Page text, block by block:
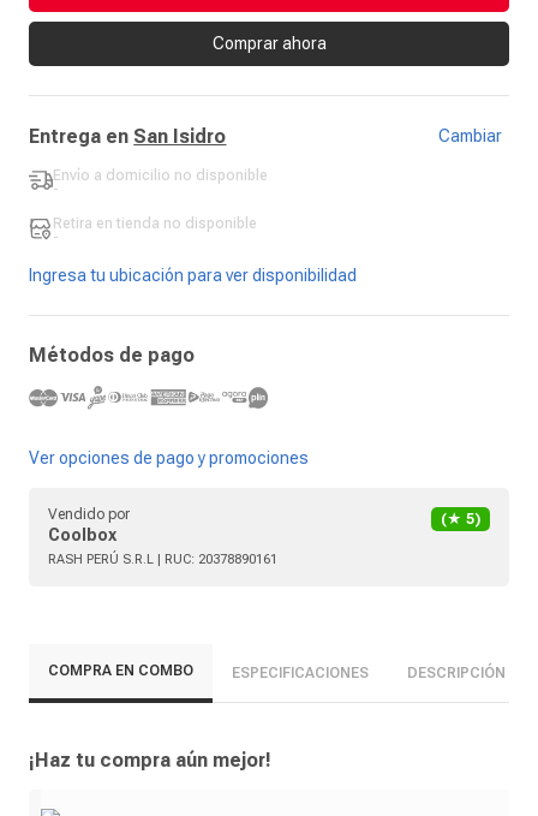
Comprar ahora
Entrega en San Isidro Cambiar
Envío a domicilio no disponible
-
Retira en tienda no disponible
-
Ingresa tu ubicación para ver disponibilidad
Métodos de pago
Ver opciones de pago y promociones
Vendido por
Coolbox
(★ 5)
RASH PERÚ S.R.L | RUC: 20378890161
COMPRA EN COMBO ESPECIFICACIONES DESCRIPCIÓN
¡Haz tu compra aún mejor!